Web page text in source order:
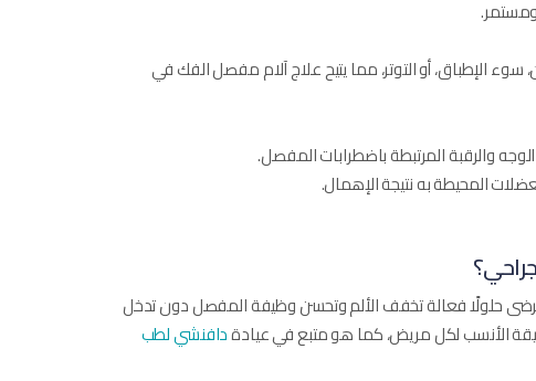
الإطباق، أو التوتر، مما يتيح علاج آلام مفصل الفك في
والرقبة المرتبطة باضطرابات المفصل.
المحيطة به نتيجة الإهمال.
حلولًا فعالة تخفف الألم وتحسن وظيفة المفصل دون تدخل
الأنسب لكل مريض، كما هو متبع في عيادةدافنشي لطب